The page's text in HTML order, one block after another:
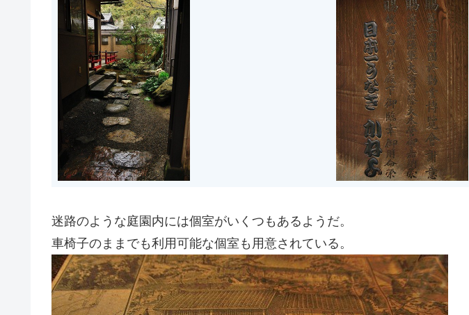
迷路のような庭園内には個室がいくつもあるようだ。
車椅子のままでも利用可能な個室も用意されている。